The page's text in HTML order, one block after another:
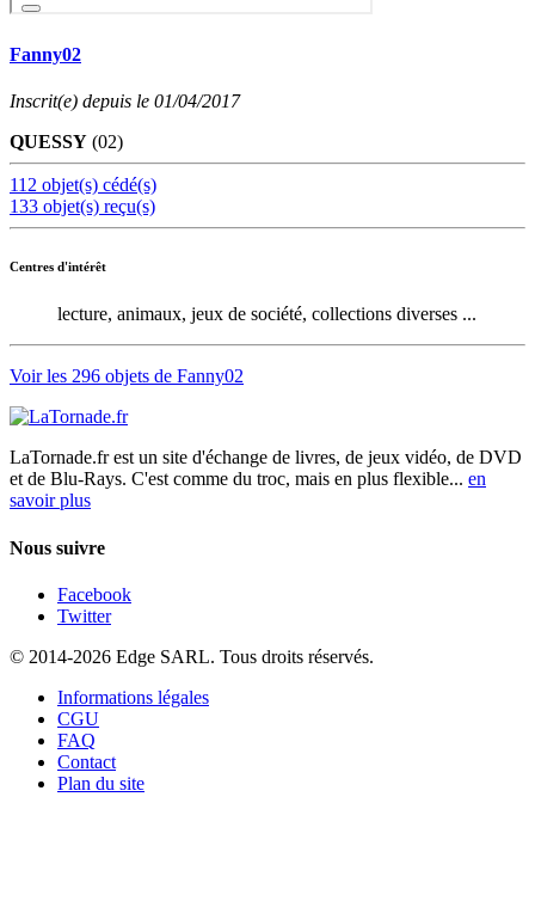
Fanny02
Inscrit(e) depuis le 01/04/2017
QUESSY (02)
112 objet(s) cédé(s)
133 objet(s) reçu(s)
Centres d'intérêt
lecture, animaux, jeux de société, collections diverses ...
Voir les 296 objets de Fanny02
LaTornade.frest un site d'échange de livres, de jeux vidéo, de DVD
et de Blu-Rays. C'est comme du troc, mais en plus flexible... en
savoir plus
Nous suivre
Facebook
Twitter
© 2014-2026 Edge SARL. Tous droits réservés.
Informations légales
CGU
FAQ
Contact
Plan du site